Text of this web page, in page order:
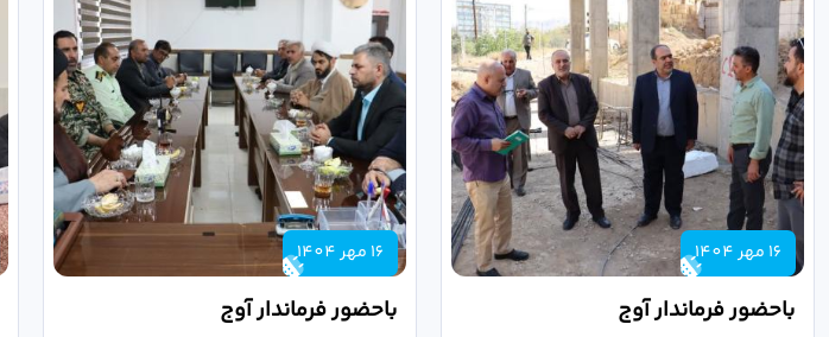
16 مهر 1404
باحضور فرماندار آوج
16 مهر 1404
باحضور فرماندار آوج